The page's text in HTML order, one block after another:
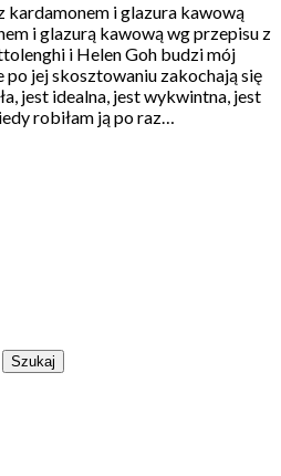
kardamonem i glazura kawową
i glazurą kawową wg przepisu z
i Helen Goh budzi mój
jej skosztowaniu zakochają się
jest idealna, jest wykwintna, jest
robiłam ją po raz…